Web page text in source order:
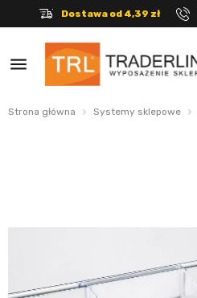
Dostawa od 4,39 zł
menu
Strona główna Systemy sklepowe